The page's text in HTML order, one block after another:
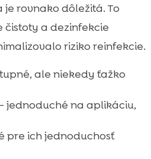
rovnako dôležitá. To
a dezinfekcie
riziko reinfekcie.
ale niekedy ťažko
jednoduché na aplikáciu,
pre ich jednoduchosť